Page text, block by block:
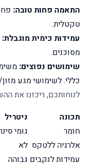
התאמה פחות טובה:
טקטלית.
עמידות כימית מוגבלת:
מסוכנים.
שימושים נפוצים:
כללי.לשימושי מגע
לנוחותכם, ריכזנו את
תכונה
ניטריל
חומר
גומי
אלרגיה ללטקס לא
עמידות לנקבים גבוהה